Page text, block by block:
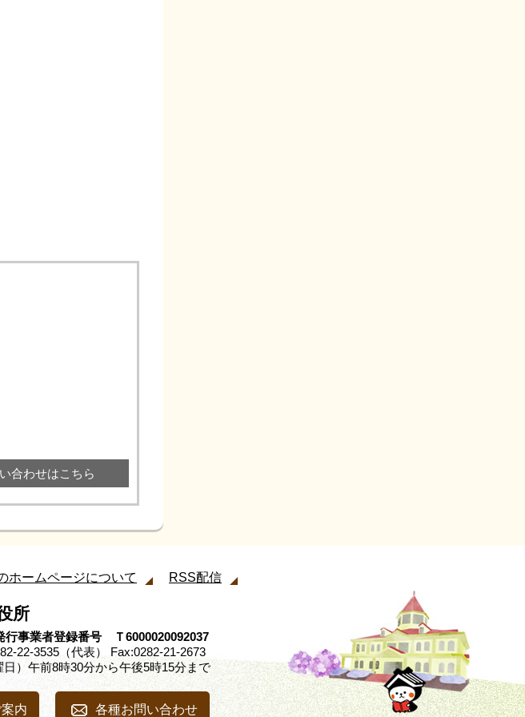
合わせはこちら
ホームページについて RSS配信
所
事業者登録番号 Ｔ6000020092037
22-3535（代表） Fax:0282-21-2673
）午前8時30分から午後5時15分まで
内 各種お問い合わせ